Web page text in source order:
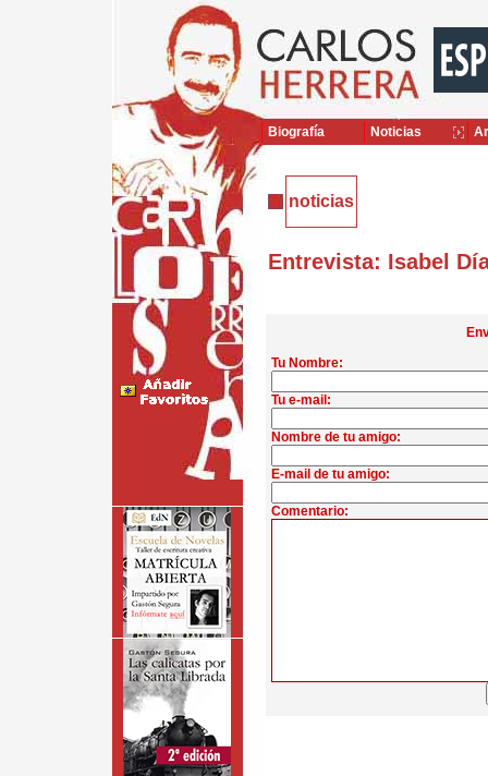
noticias
Entrevista: Isabel
Tu Nombre:
Tu e-mail:
Nombre de tu amigo:
E-mail de tu amigo:
Comentario:
Biografía Noticias